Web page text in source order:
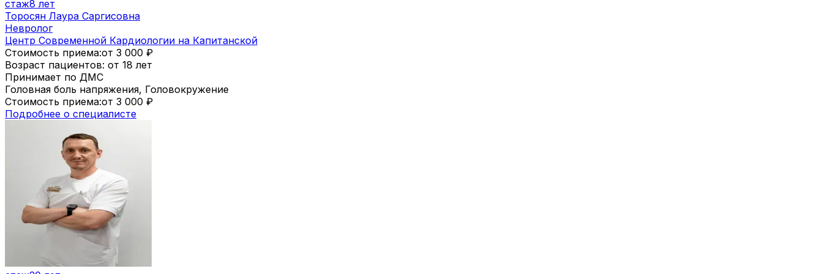
стаж8 лет
Торосян Лаура Саргисовна
Невролог
Центр Современной Кардиологии на Капитанской
Стоимость приема:от 3 000 ₽
Возраст пациентов: от 18 лет
Принимает по ДМС
Головная боль напряжения, Головокружение
Стоимость приема:от 3 000 ₽
Подробнее о специалисте